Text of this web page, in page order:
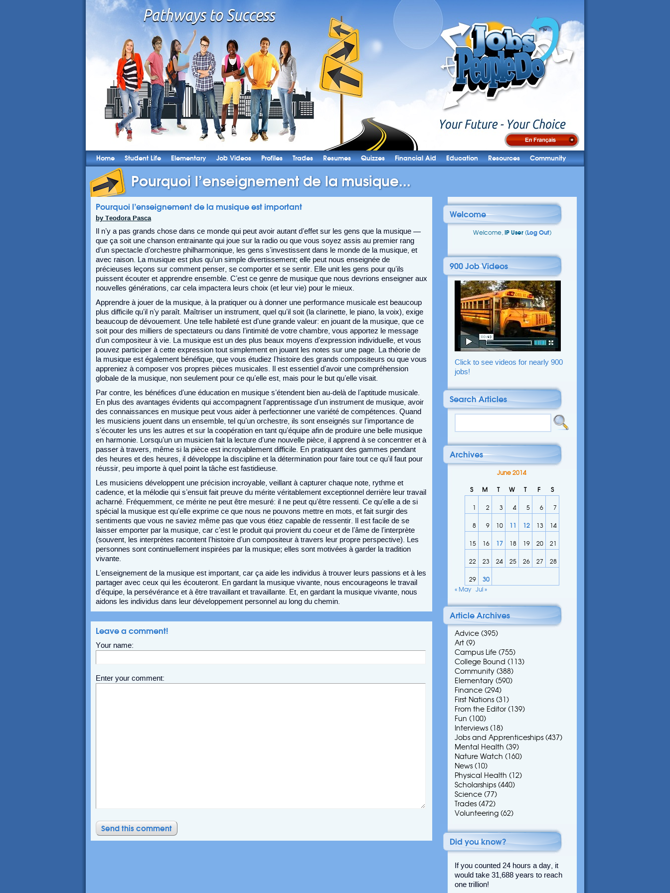
Home Student Life Elementary Job Videos Profiles Trades Resumes Quizzes Financial Aid Education Resources Community
Pourquoi l’enseignement de la musique...
Pourquoi l’enseignement de la musique est important
by Teodora Pasca
Il n’y a pas grands chose dans ce monde qui peut avoir autant d’effet sur les gens que la musique —
que ça soit une chanson entrainante qui joue sur la radio ou que vous soyez assis au premier rang
d’un spectacle d’orchestre philharmonique, les gens s’investissent dans le monde de la musique, et
avec raison. La musique est plus qu’un simple divertissement; elle peut nous enseignée de
précieuses leçons sur comment penser, se comporter et se sentir. Elle unit les gens pour qu’ils
puissent écouter et apprendre ensemble. C’est ce genre de musique que nous devrions enseigner aux
nouvelles générations, car cela impactera leurs choix (et leur vie) pour le mieux.
Apprendre à jouer de la musique, à la pratiquer ou à donner une performance musicale est beaucoup
plus difficile qu’il n’y paraît. Maîtriser un instrument, quel qu’il soit (la clarinette, le piano, la voix), exige
beaucoup de dévouement. Une telle habileté est d’une grande valeur: en jouant de la musique, que ce
soit pour des milliers de spectateurs ou dans l’intimité de votre chambre, vous apportez le message
d’un compositeur à vie. La musique est un des plus beaux moyens d’expression individuelle, et vous
pouvez participer à cette expression tout simplement en jouant les notes sur une page. La théorie de
la musique est également bénéfique, que vous étudiez l’histoire des grands compositeurs ou que vous
appreniez à composer vos propres pièces musicales. Il est essentiel d’avoir une compréhension
globale de la musique, non seulement pour ce qu’elle est, mais pour le but qu’elle visait.
Par contre, les bénéfices d’une éducation en musique s’étendent bien au-delà de l’aptitude musicale.
En plus des avantages évidents qui accompagnent l’apprentissage d’un instrument de musique, avoir
des connaissances en musique peut vous aider à perfectionner une variété de compétences. Quand
les musiciens jouent dans un ensemble, tel qu’un orchestre, ils sont enseignés sur l’importance de
s’écouter les uns les autres et sur la coopération en tant qu’équipe afin de produire une belle musique
en harmonie. Lorsqu’un un musicien fait la lecture d’une nouvelle pièce, il apprend à se concentrer et à
passer à travers, même si la pièce est incroyablement difficile. En pratiquant des gammes pendant
des heures et des heures, il développe la discipline et la détermination pour faire tout ce qu’il faut pour
réussir, peu importe à quel point la tâche est fastidieuse.
Les musiciens développent une précision incroyable, veillant à capturer chaque note, rythme et
cadence, et la mélodie qui s’ensuit fait preuve du mérite véritablement exceptionnel derrière leur travail
acharné. Fréquemment, ce mérite ne peut être mesuré: il ne peut qu’être ressenti. Ce qu’elle a de si
spécial la musique est qu’elle exprime ce que nous ne pouvons mettre en mots, et fait surgir des
sentiments que vous ne saviez même pas que vous étiez capable de ressentir. Il est facile de se
laisser emporter par la musique, car c’est le produit qui provient du cœur et de l’âme de l’interprète
(souvent, les interprètes racontent l’histoire d’un compositeur à travers leur propre perspective). Les
personnes sont continuellement inspirées par la musique; elles sont motivées à garder la tradition
vivante.
L’enseignement de la musique est important, car ça aide les individus à trouver leurs passions et à les
partager avec ceux qui les écouteront. En gardant la musique vivante, nous encourageons le travail
d’équipe, la persévérance et à être travaillant et travaillante. Et, en gardant la musique vivante, nous
aidons les individus dans leur développement personnel au long du chemin.
Leave a comment!
Your name:
Enter your comment:
Welcome
Welcome, IP User (Log Out)
900 Job Videos
Click to see videos for nearly 900
jobs!
Search Articles
Archives
June 2014
S M T W T F S
1 2 3 4 5 6 7
8 9 10 11 12 13 14
15 16 17 18 19 20 21
22 23 24 25 26 27 28
29
30
« May Jul »
Article Archives
Advice (395)
Art (9)
Campus Life (755)
College Bound (113)
Community (388)
Elementary (590)
Finance (294)
First Nations (31)
From the Editor (139)
Fun (100)
Interviews (18)
Jobs and Apprenticeships (437)
Mental Health (39)
Nature Watch (160)
News (10)
Physical Health (12)
Scholarships (440)
Science (77)
Trades (472)
Volunteering (62)
Did you know?
If you counted 24 hours a day, it
would take 31,688 years to reach
one trillion!